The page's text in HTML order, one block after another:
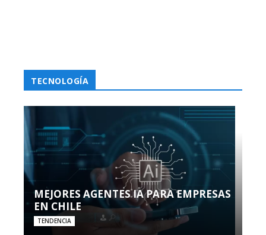
TECNOLOGÍA
MEJORES AGENTES IA PARA EMPRESAS
EN CHILE
TENDENCIA